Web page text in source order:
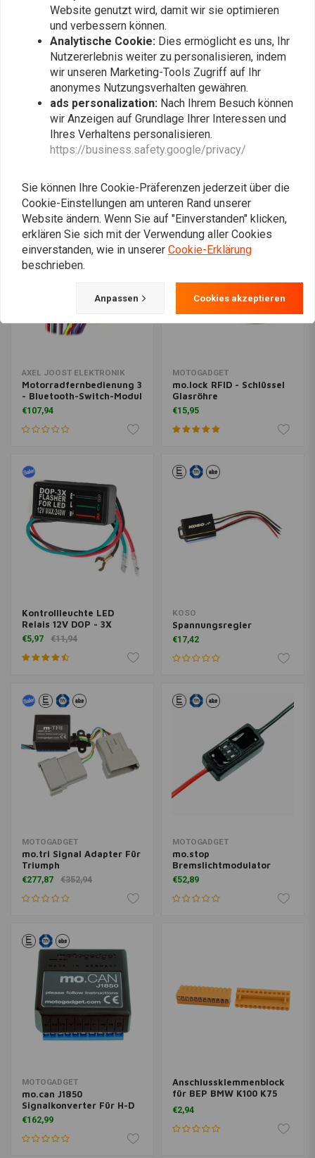
AXEL JOOST ELEKTRONIK
Elektronikbox Version G
AXEL JOOST ELEKTRONIK
Elektronikbox Version T
(Trick box)
AXEL JOOST ELEKTRONIK
Motorradfernbedienung 3
- Bluetooth-Switch-Modul
€107,94
MOTOGADGET
mo.lock RFID - Schlüssel
Glasröhre
€15,95
Kontrollleuchte LED
Relais 12V DOP - 3X
€5,97 €11,94
KOSO
Spannungsregler
€17,42
MOTOGADGET
mo.tri Signal Adapter Für
Triumph
€277,87 €352,94
MOTOGADGET
mo.stop
Bremslichtmodulator
€52,89
MOTOGADGET
mo.can J1850
Signalkonverter Für H-D
€162,99
Anschlussklemmenblock
für BEP BMW K100 K75
K1100
€2,94
Website genutzt wird, damit wir sie optimieren
und verbessern können.
Analytische Cookie: Dies ermöglicht es uns, Ihr
Nutzererlebnis weiter zu personalisieren, indem
wir unseren Marketing-Tools Zugriff auf Ihr
anonymes Nutzungsverhalten gewähren.
ads personalization: Nach Ihrem Besuch können
wir Anzeigen auf Grundlage Ihrer Interessen und
Ihres Verhaltens personalisieren.
https://business.safety.google/privacy/
Sie können Ihre Cookie-Präferenzen jederzeit über die
Cookie-Einstellungen am unteren Rand unserer
Website ändern. Wenn Sie auf "Einverstanden" klicken,
erklären Sie sich mit der Verwendung aller Cookies
einverstanden, wie in unserer Cookie-Erklärung
beschrieben.
Anpassen Cookies akzeptieren